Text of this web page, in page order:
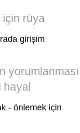
için rüya
girişim
hayal
- önlemek için